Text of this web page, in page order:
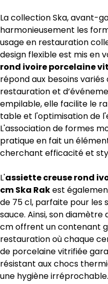
La collection Ska, avant-
harmonieusement les
usage en restauration
design flexible est mis en
rond ivoire porcelaine
répond aux besoins
restauration et
empilable, elle facilite le
table et l'optimisation de
L'association de formes
pratique en fait un
cherchant efficacité et
L'assiette creuse rond
cm Ska Rakest
de 75 cl, parfaite pour les
sauce. Ainsi, son
cm offrent un contenant
restauration où chaque
de porcelaine vitrifiée
résistant aux chocs
une hygiène